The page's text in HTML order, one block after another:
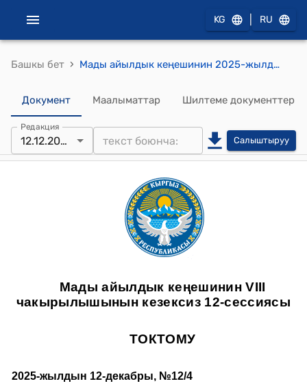
KG RU
Башкы бет › Мады айылдык кеңешинин 2025-жылдын 12-декабрындагы № 12/4 “Мады айыл өкмөтүнүн жергиликтүү бюджетинин 2025-жылдын 11 айында кирешелер бөлүгүнө пландалган пландык көрсөткүчтөр ашыкча түшкөн акча каражаттарды бөлүү жөнүндө” токтому
Документ Маалыматтар Шилтеме документтер
Редакция
12.12.2025 Салыштыруу